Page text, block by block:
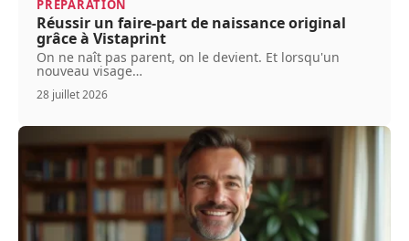
PRÉPARATION
Réussir un faire-part de naissance original
grâce à Vistaprint
On ne naît pas parent, on le devient. Et lorsqu'un
nouveau visage…
28 juillet 2026